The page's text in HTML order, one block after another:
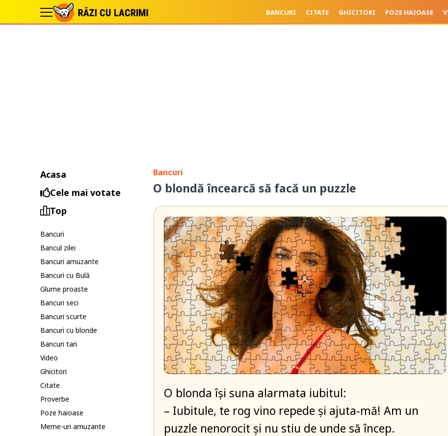
BANCURI CITATE GHICITORI POZE HAIOASE
Acasa
Cele mai votate
Top
Bancuri
Bancul zilei
Bancuri amuzante
Bancuri cu Bulă
Glume proaste
Bancuri seci
Bancuri scurte
Bancuri cu blonde
Bancuri tari
Video
Ghicitori
Citate
Proverbe
Poze haioase
Meme-uri amuzante
Bancuri
O blondă încearcă să facă un puzzle
O blonda își suna alarmata iubitul:
– Iubitule, te rog vino repede și ajuta-mă! Am un
puzzle nenorocit și nu stiu de unde să încep.